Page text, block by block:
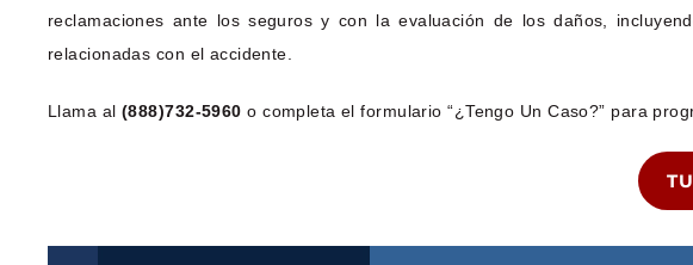
reclamaciones ante los seguros y con la evaluación de los daños,
relacionadas con el accidente.
Llama al (888)732-5960 o completa el formulario “¿Tengo Un Caso?” para